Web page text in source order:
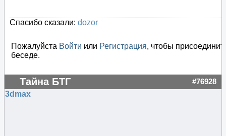
Спасибо сказали: dozor
Пожалуйста Войти или Регистрация, чтобы
беседе.
Тайна БТГ #76928
3dmax